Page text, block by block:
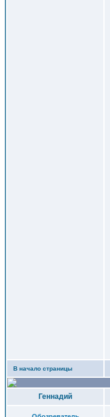
В начало страницы
Геннадий